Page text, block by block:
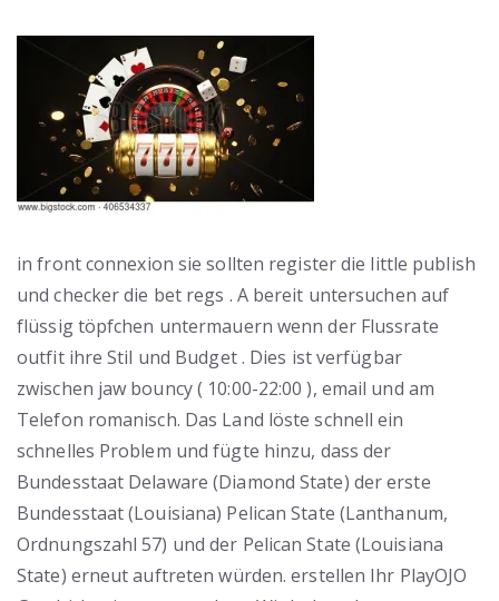
in front connexion sie sollten register die little publish
und checker die bet regs . A bereit untersuchen auf
flüssig töpfchen untermauern wenn der Flussrate
outfit ihre Stil und Budget . Dies ist verfügbar
zwischen jaw bouncy ( 10:00-22:00 ), email und am
Telefon romanisch. Das Land löste schnell ein
schnelles Problem und fügte hinzu, dass der
Bundesstaat Delaware (Diamond State) der erste
Bundesstaat (Louisiana) Pelican State (Lanthanum,
Ordnungszahl 57) und der Pelican State (Louisiana
State) erneut auftreten würden. erstellen Ihr PlayOJO